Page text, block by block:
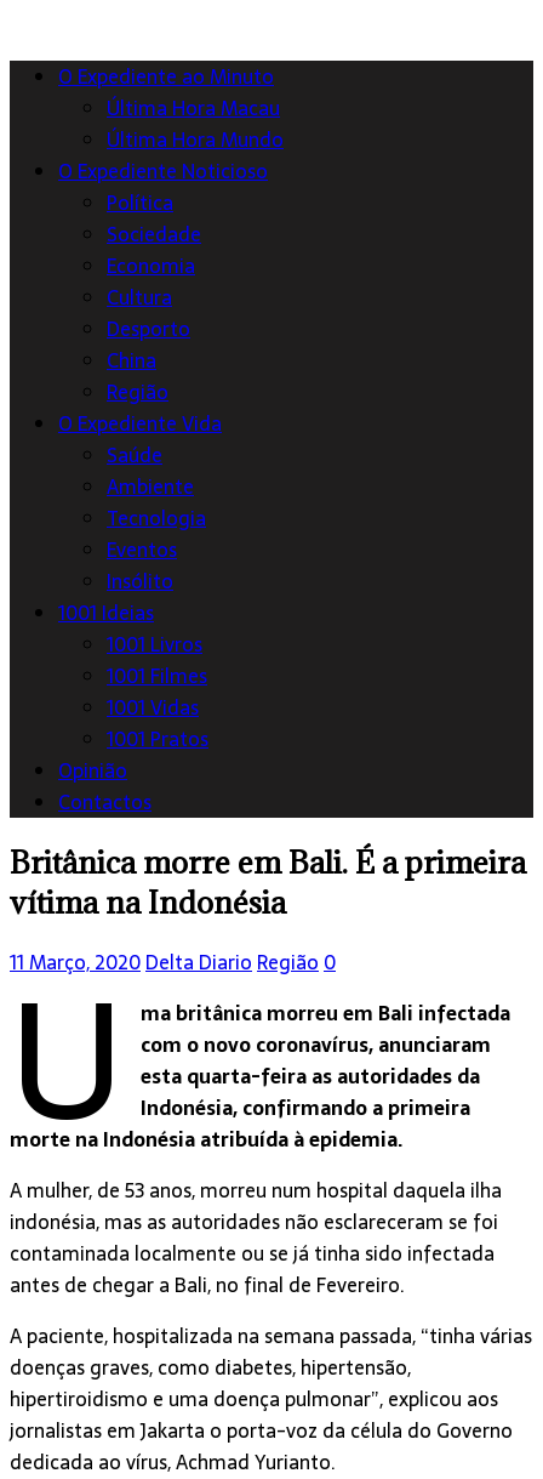
O Expediente ao Minuto
Última Hora Macau
Última Hora Mundo
O Expediente Noticioso
Política
Sociedade
Economia
Cultura
Desporto
China
Região
O Expediente Vida
Saúde
Ambiente
Tecnologia
Eventos
Insólito
1001 Ideias
1001 Livros
1001 Filmes
1001 Vidas
1001 Pratos
Opinião
Contactos
Britânica morre em Bali. É a primeira
vítima na Indonésia
11 Março, 2020Delta Diario Região 0
U ma britânica morreu em Bali infectada
com o novo coronavírus, anunciaram
esta quarta-feira as autoridades da
Indonésia, confirmando a primeira
morte na Indonésia atribuída à epidemia.
A mulher, de 53 anos, morreu num hospital daquela ilha
indonésia, mas as autoridades não esclareceram se foi
contaminada localmente ou se já tinha sido infectada
antes de chegar a Bali, no final de Fevereiro.
A paciente, hospitalizada na semana passada, “tinha várias
doenças graves, como diabetes, hipertensão,
hipertiroidismo e uma doença pulmonar”, explicou aos
jornalistas em Jakarta o porta-voz da célula do Governo
dedicada ao vírus, Achmad Yurianto.